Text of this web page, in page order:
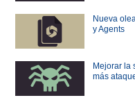
Nueva
y Agents
Mejorar la
más